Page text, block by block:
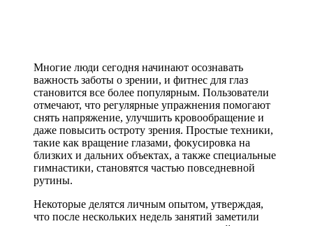
Многие люди сегодня начинают осознавать
важность заботы о зрении, и фитнес для глаз
становится все более популярным. Пользователи
отмечают, что регулярные упражнения помогают
снять напряжение, улучшить кровообращение и
даже повысить остроту зрения. Простые техники,
такие как вращение глазами, фокусировка на
близких и дальних объектах, а также специальные
гимнастики, становятся частью повседневной
рутины.
Некоторые делятся личным опытом, утверждая,
что после нескольких недель занятий заметили